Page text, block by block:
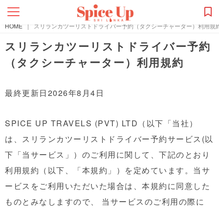
HOME | スリランカツーリストドライバー予約（タクシーチャーター）利用規
スリランカツーリストドライバー予約
（タクシーチャーター）利用規約
最終更新日2026年8月4日
SPICE UP TRAVELS (PVT) LTD（以下「当社）
は、スリランカツーリストドライバー予約サービス(以
下「当サービス」）のご利用に関して、下記のとおり
利用規約（以下、「本規約」）を定めています。当サ
ービスをご利用いただいた場合は、本規約に同意した
ものとみなしますので、 当サービスのご利用の際に